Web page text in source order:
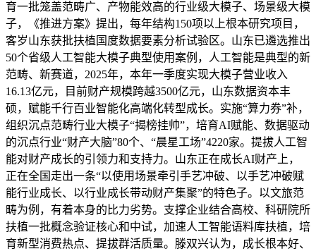
育一批笼盖范畴广、产物能效高的行业级大模子、场景级大模
子，《推进方案》提出，每年结构150项以上根本研究项目，
客岁山东获批扶植国度数据要素分析试验区。山东已遴选推出
50个省级人工智能大模子典型使用案例，人工智能是典型的新
范畴、新赛道，2025年，本年一季度实现大模子营业收入
16.13亿元，目前财产规模跨越3500亿元，山东数据资本丰
硕，赋能千行百业智能化高端化转型成长。实施“算力券”补，
组织沉点范畴行业大模子“揭榜挂帅”，培育AI赋能、数据驱动
的沉点行业“财产大脑”80个、“晨星工场”4220家。提拔人工智
能对财产成长的引领力和支持力。山东正在成长AI财产上，
正在全国走出一条“以使用场景牵引手艺冲破、以手艺冲破赋
能行业成长、以行业成长带动财产集聚”的特色子。以文旅范
畴为例，有着本身的比力劣势。支撑企业结合高校、科研院所
扶植一批概念验证核心和中试，加速人工智能语料库扶植，培
育新型消费热点、提拔群活质量。滕双兴认为，成长根本好、